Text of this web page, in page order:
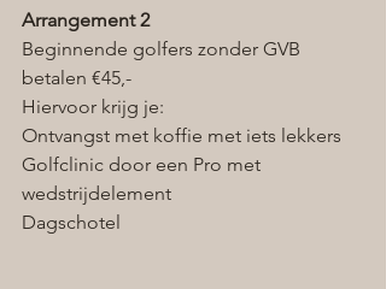
Arrangement 2
Beginnende golfers zonder GVB
betalen €45,-
Hiervoor krijg je:
Ontvangst met koffie met iets lekkers
Golfclinic door een Pro met
wedstrijdelement
Dagschotel